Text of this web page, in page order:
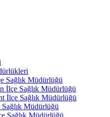
Sağlık Müdürlüğü
İlçe Sağlık Müdürlüğü
İlçe Sağlık Müdürlüğü
Müdürlüğü
Sağlık Müdürlüğü